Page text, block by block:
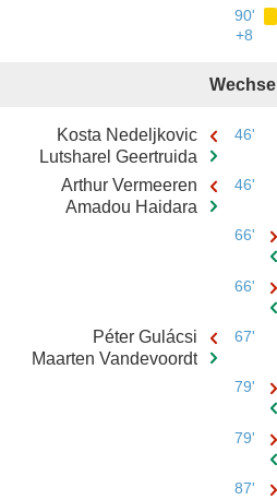
90'
+8
Wechsel
Kosta Nedeljkovic
Lutsharel Geertruida
46'
Arthur Vermeeren
Amadou Haidara
46'
66'
66'
Péter Gulácsi
Maarten Vandevoordt
67'
79'
79'
87'